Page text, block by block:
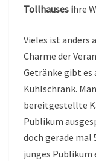
Tollhauses ihre
Vieles ist anders
Charme der
Getränke gibt es
Kühlschrank.
bereitgestellte
Publikum
doch gerade mal
junges